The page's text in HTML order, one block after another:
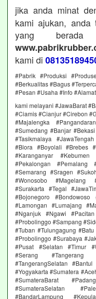
jika anda minat
kami ajukan,
yang
kami di
#Pabrik #Produksi
#Berkualitas #Bagus
#Pesan #Usaha #Info
kami melayani #JawaBarat
#Ciamis #Cianjur #Cirebon
#Majalengka
#Sumedang #Banjar
#Tasikmalaya
#Blora #Boyolali #Brebes
#Karanganyar
#Pekalongan #Pemalang
#Semarang #Sragen
#Wonosobo #Magelang
#Surakarta #Tegal
#Bojonegoro
#Lamongan #Lumajang
#Nganjuk #Ngawi
#Probolinggo #Sampang
#Tuban #Tulungagung
#Probolinggo #Surabaya
#Pusat #Selatan #Timur
#Serang #Tangerang
#TangerangSelatan
#Yogyakarta #Sumatera
#SumateraBarat
#SumateraSelatan
#BandarLampung